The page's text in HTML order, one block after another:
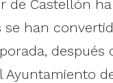
de Castellón
se han